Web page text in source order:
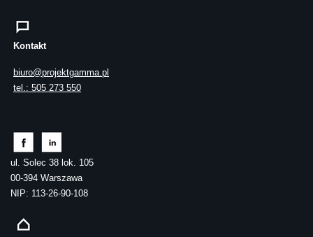
Kontakt
biuro@projektgamma.pl
tel.: 505 273 550
ul. Solec 38 lok. 105
00-394 Warszawa
NIP: 113-26-90-108